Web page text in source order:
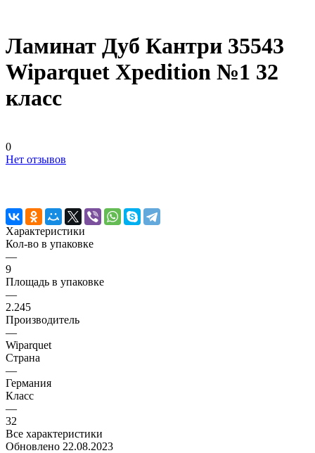
Ламинат Дуб Кантри 35543
Wiparquet Xpedition №1 32
класс
0
Нет отзывов
Характеристики
Кол-во в упаковке
—
9
Площадь в упаковке
—
2.245
Производитель
—
Wiparquet
Страна
—
Германия
Класс
—
32
Все характеристики
Обновлено 22.08.2023